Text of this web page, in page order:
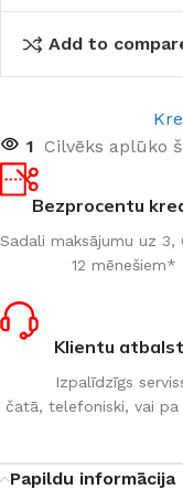
Add to
1 Cilvēks aplūko
Bezprocentu
Sadali maksājumu uz 3,
12 mēnešiem*
Klientu
Izpalīdzīgs
čatā, telefoniski, vai
Papildu informācija